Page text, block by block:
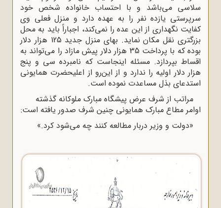
سلاسی می‌باشد و با احتساب خانواده شخص خود
سرپرستی یازده نفر را به عهده دارد و منزل فعلی وی
کفایت نگهداری از این عده را نمی‌کند، اجباراً باید به محل
بزرگتری نقل مکان نماید. بهای منزل جدید 125 هزار دلار
بوده که با پرداخت 35 هزار دلار پیش مازاد را می‌تواند به
اقساط بپردازد. مسئله اینجاست که نامبرده سی و پنج‌
هزار دلار اولیه را ندارد و از این‌رو از اعلیحضرت همایونی
استدعای بذل مساعدت نموده است.
مراتب از شرف عرض پیشگاه مبارک ملوکانه گذشته
اوامر مطاع مبارک همایونی چنین شرف صدور یافته است:
«دولت و وزیر دربار مطالعه کنند چه می‌شود کرد.»